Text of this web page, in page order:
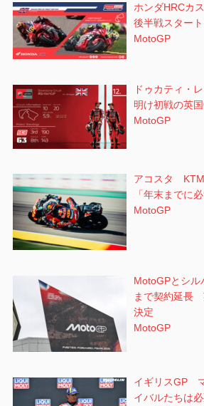
ホンダHRCカ
後半戦スタート
MotoGP
ドゥカティ・
明け初戦の英
MotoGP
アコスタ KTM
「年末までに
MotoGP
MotoGPとシ
まで契約延長
決定
MotoGP
イギリスGP
イバルたちは